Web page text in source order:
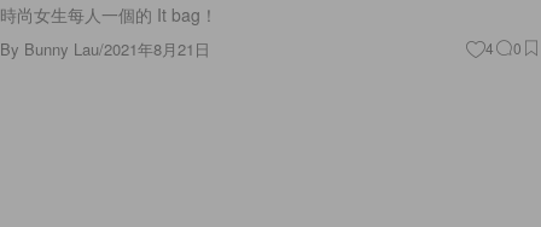
時尚女生每人一個的 It bag！
By Bunny Lau/2021年8月21日 4 0